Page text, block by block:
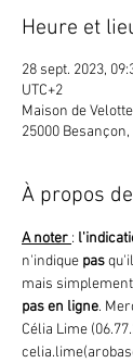
Heure et
28 sept. 2023,
UTC+2
Maison de
25000
À propos
A noter :
n'indique pas
mais
pas en ligne.
Célia Lime